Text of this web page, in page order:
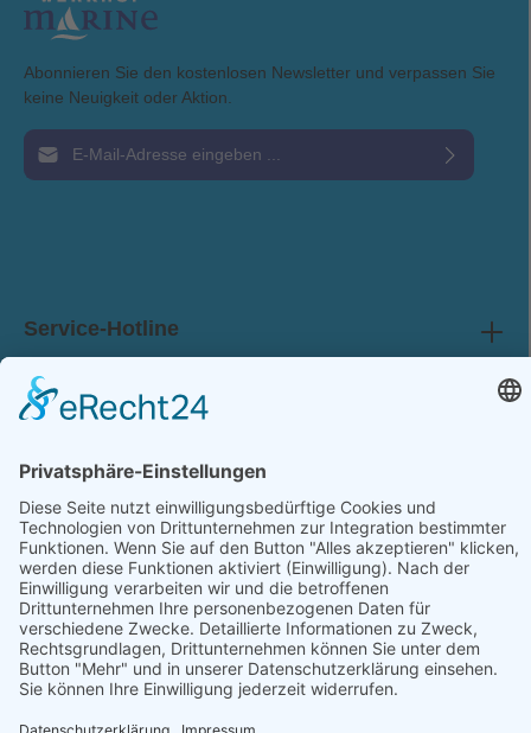
Abonnieren Sie den kostenlosen Newsletter und verpassen Sie
keine Neuigkeit oder Aktion.
E-Mail-Adresse*
Folge uns:
Service-Hotline
Shop Service
Information